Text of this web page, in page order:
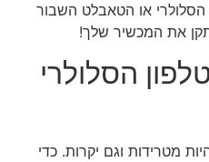
או הטאבלט השבור
את המכשיר שלך!
הסלולרי
מטרידות וגם יקרות. כדי